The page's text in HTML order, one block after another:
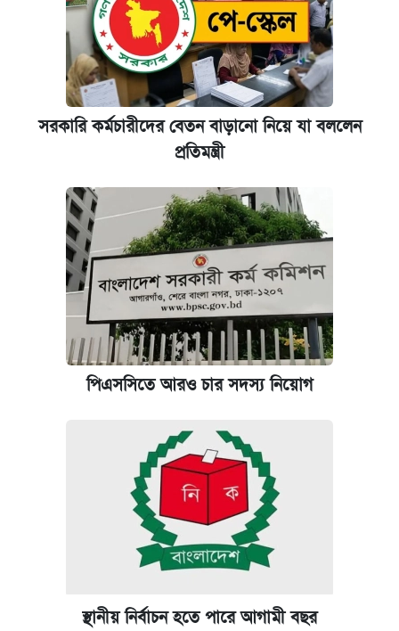
সরকারি কর্মচারীদের বেতন বাড়ানো নিয়ে যা বললেন
প্রতিমন্ত্রী
পিএসসিতে আরও চার সদস্য নিয়োগ
স্থানীয় নির্বাচন হতে পারে আগামী বছর